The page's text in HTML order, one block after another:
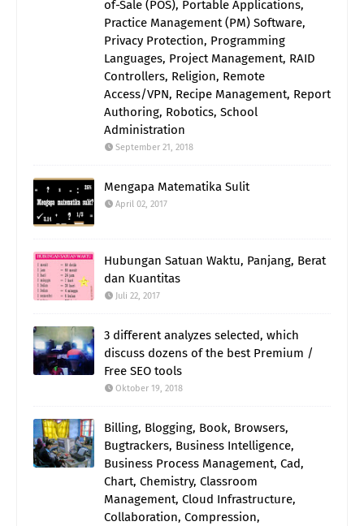
of-Sale (POS), Portable Applications,
Practice Management (PM) Software,
Privacy Protection, Programming
Languages, Project Management, RAID
Controllers, Religion, Remote
Access/VPN, Recipe Management, Report
Authoring, Robotics, School
Administration
September 21, 2018
Mengapa Matematika Sulit
April 02, 2017
Hubungan Satuan Waktu, Panjang, Berat
dan Kuantitas
Juli 22, 2017
3 different analyzes selected, which
discuss dozens of the best Premium /
Free SEO tools
Oktober 19, 2018
Billing, Blogging, Book, Browsers,
Bugtrackers, Business Intelligence,
Business Process Management, Cad,
Chart, Chemistry, Classroom
Management, Cloud Infrastructure,
Collaboration, Compression,